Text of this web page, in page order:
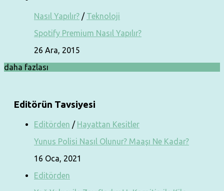
Nasıl Yapılır? / Teknoloji
Spotify Premium Nasıl Yapılır?
26 Ara, 2015
daha fazlası
Editörün Tavsiyesi
Editörden / Hayattan Kesitler
Yunus Polisi Nasıl Olunur? Maaşı Ne Kadar?
16 Oca, 2021
Editörden